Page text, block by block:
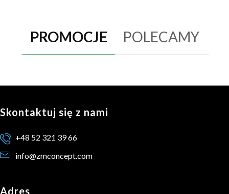
PROMOCJE POLECAMY
Skontaktuj się z nami
+48 52 321 39 66
info@zmconcept.com
Adres